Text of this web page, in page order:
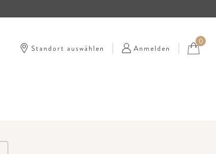
Standort auswählen Anmelden
0